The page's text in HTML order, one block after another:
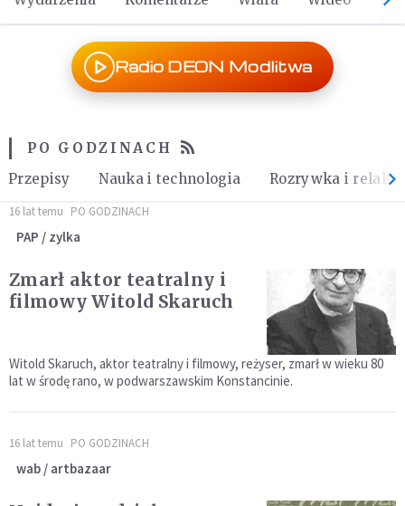
Radio DEON Modlitwa
PO GODZINACH
Przepisy
Nauka i technologia Rozrywka i relaks
16 lat temu PO GODZINACH
PAP / zylka
Zmarł aktor teatralny i
filmowy Witold Skaruch
Witold Skaruch, aktor teatralny i filmowy, reżyser, zmarł w wieku 80
lat w środę rano, w podwarszawskim Konstancinie.
16 lat temu PO GODZINACH
wab / artbazaar